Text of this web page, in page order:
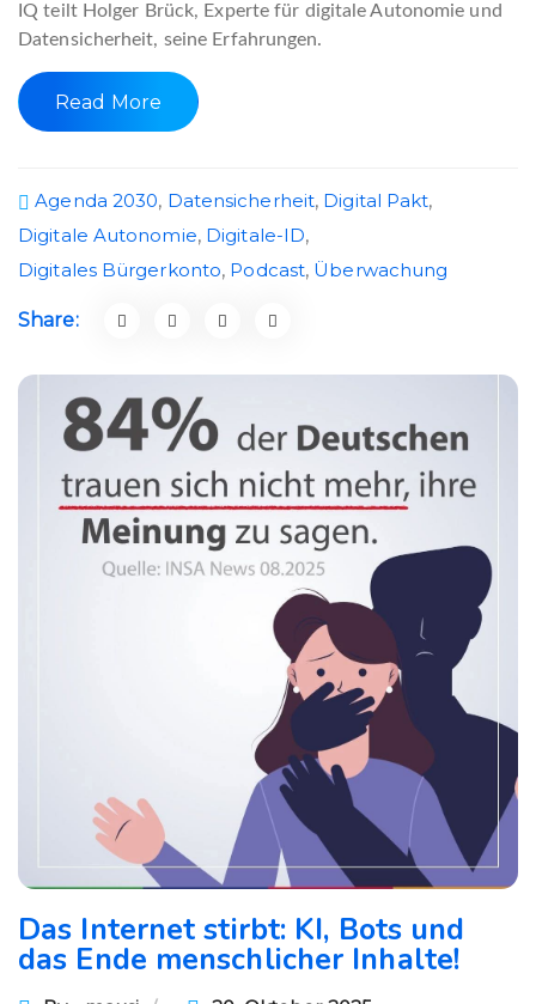
IQ teilt Holger Brück, Experte für digitale Autonomie und
Datensicherheit, seine Erfahrungen.
Read More
Agenda 2030, Datensicherheit, Digital Pakt,
Digitale Autonomie, Digitale-ID,
Digitales Bürgerkonto, Podcast, Überwachung
Share:
Das Internet stirbt: KI, Bots und
das Ende menschlicher Inhalte!